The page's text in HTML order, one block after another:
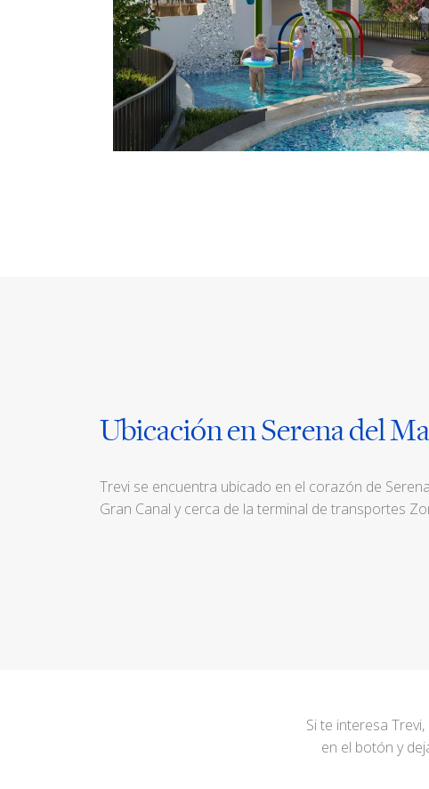
Ubicación en Serena del
Trevi se encuentra ubicado en el corazón de
Gran Canal y cerca de la terminal de transportes
Si te interesa
en el botón y